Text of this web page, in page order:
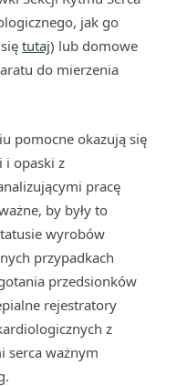
jak go
tutaj) lub domowe
do mierzenia
pomocne okazują się
i opaski z
pracę
by były to
wyrobów
przypadkach
przedsionków
rejestratory
z
serca ważnym